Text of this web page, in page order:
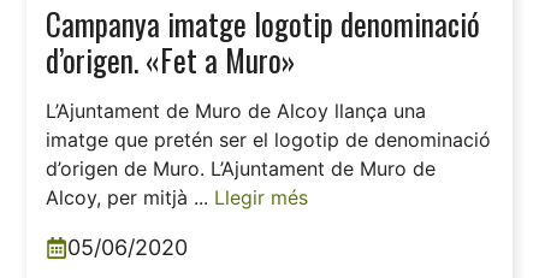
Campanya imatge logotip denominació
d’origen. «Fet a Muro»
L’Ajuntament de Muro de Alcoy llança una
imatge que pretén ser el logotip de denominació
d’origen de Muro. L’Ajuntament de Muro de
Alcoy, per mitjà ... Llegir més
05/06/2020